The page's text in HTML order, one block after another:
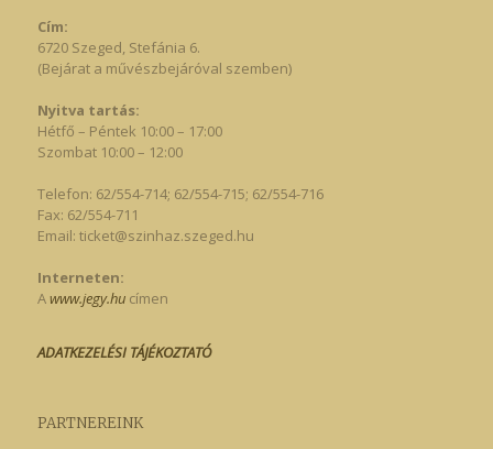
Cím:
6720 Szeged, Stefánia 6.
(Bejárat a művészbejáróval szemben)
Nyitva tartás:
Hétfő – Péntek 10:00 – 17:00
Szombat 10:00 – 12:00
Telefon: 62/554-714; 62/554-715; 62/554-716
Fax: 62/554-711
Email: ticket@szinhaz.szeged.hu
Interneten:
Awww.jegy.hucímen
ADATKEZELÉSI TÁJÉKOZTATÓ
PARTNEREINK